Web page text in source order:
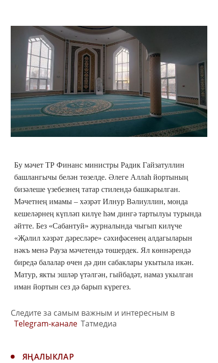
Бу мәчет ТР Финанс министры Радик Гайзатуллин
башлангычы белән төзелде. Әлеге Аллаһ йортының
бизәлеше үзебезнең татар стилендә башкарылган.
Мәчетнең имамы – хәзрәт Илнур Вәлиуллин, монда
кешеләрнең күпләп килүе һәм дингә тартылуы турында
әйтте. Без «Сабантуй» журналында чыгып килүче
«Җәлил хәзрәт дәресләре» сәхифәсенең алдагыларын
нәкъ менә Рауза мәчетендә төшердек. Ял көннәрендә
биредә балалар өчен дә дин сабаклары укытыла икән.
Матур, якты эшләр үтәлгән, гыйбадәт, намаз укылган
иман йортын сез дә барып күрегез.
Следите за самым важным и интересным в
Telegram-канале Татмедиа
ЯҢАЛЫКЛАР